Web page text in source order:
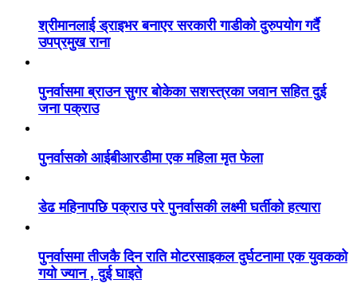
श्रीमानलाई ड्राइभर बनाएर सरकारी गाडीको दुरुपयोग गर्दै
उपप्रमुख राना
पुनर्वासमा ब्राउन सुगर बोकेका सशस्त्रका जवान सहित दुई
जना पक्राउ
पुनर्वासको आईबीआरडीमा एक महिला मृत फेला
डेढ महिनापछि पक्राउ परे पुनर्वासकी लक्ष्मी घर्तीको हत्यारा
पुनर्वासमा तीजकै दिन राति मोटरसाइकल दुर्घटनामा एक युवकको
गयो ज्यान , दुई घाइते